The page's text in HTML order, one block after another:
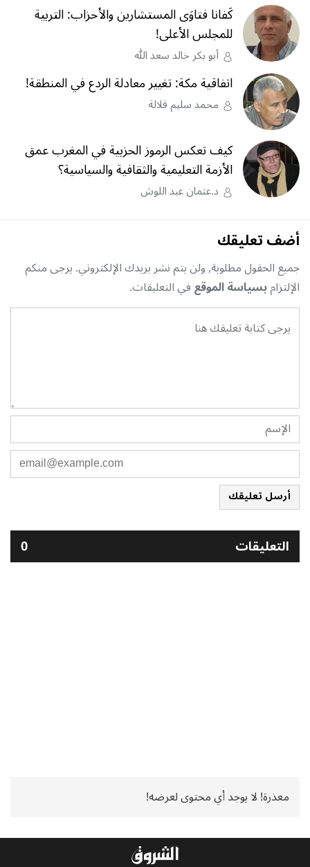
كَفانا فتاوَى المستشارين والأحزاب: التربية
للمجلس الأعلى!
أبو بكر خالد سعد الله
اتفاقية مكة: تغيير معادلة الردع في المنطقة!
محمد سليم قلالة
كيف تعكس الرموز الحزبية في المغرب عمق
الأزمة التعليمية والثقافية والسياسية؟
د.عثمان عبد اللوش
أضف تعليقك
جميع الحقول مطلوبة, ولن يتم نشر بريدك الإلكتروني. يرجى منكم
الإلتزامبسياسة الموقعفي التعليقات.
أرسل تعليقك
التعليقات 0
معذرة! لا يوجد أي محتوى لعرضه!